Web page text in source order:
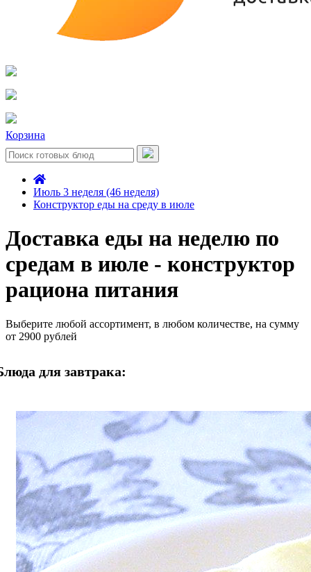
Корзина
Июль 3 неделя (46 неделя)
Конструктор еды на среду в июле
Доставка еды на неделю по
средам в июле - конструктор
рациона питания
Выберите любой ассортимент, в любом количестве, на сумму
от 2900 рублей
для завтрака: